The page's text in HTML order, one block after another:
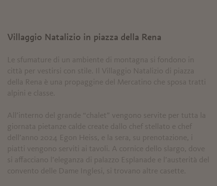
Villaggio Natalizio in piazza della Rena
Le sfumature di un ambiente di montagna si fondono in
città per vestirsi con stile. Il Villaggio Natalizio di piazza
della Rena è una propaggine del Mercatino che sposa tratti
alpini e classe.
All’interno del grande “chalet” vengono servite per tutta la
giornata pietanze calde create dallo chef stellato e chef
dell’anno 2024 Egon Heiss, e la sera, su prenotazione, i
piatti vengono serviti ai tavoli. A cornice dello slargo, dove
si affacciano l’eleganza di palazzo Esplanade e l’austerità del
convento delle Dame Inglesi, si trovano altre casette.